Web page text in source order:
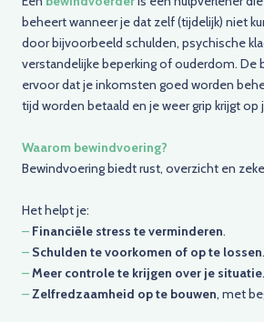
beheert wanneer je dat zelf (tijdelijk) niet
door bijvoorbeeld schulden, psychische
verstandelijke beperking of ouderdom. De
ervoor dat je inkomsten goed worden
tijd worden betaald en je weer grip krijgt op
Waarom bewindvoering?
Bewindvoering biedt rust, overzicht en
Het helpt je:
– Financiële stress te verminderen.
– Schulden te voorkomen of op te lossen.
–Meer controle te krijgen over je situatie.
–Zelfredzaamheid op te bouwen, met